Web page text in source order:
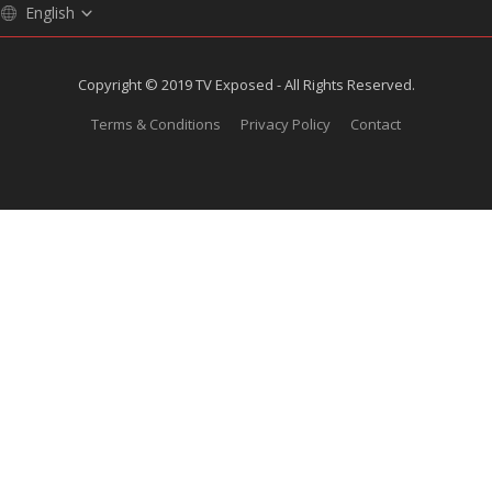
English
Copyright © 2019 TV Exposed - All Rights Reserved.
Terms & Conditions
Privacy Policy Contact